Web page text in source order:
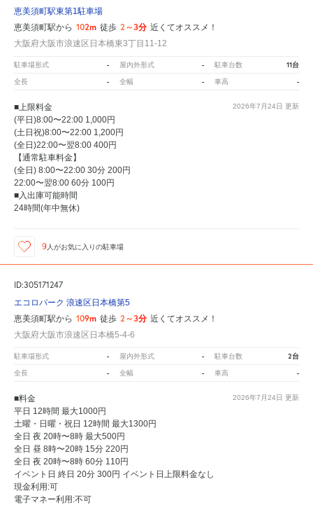
恵美須町駅東第1駐車場
恵美須町駅から 102m 徒歩 2～3分 近くてオススメ！
大阪府大阪市浪速区日本橋東3丁目11-12
駐車場形式 - 屋内外形式 - 駐車台数 11台
全長 - 全幅 - 車高 -
2026年7月24日 更新
■上限料金
(平日)8:00〜22:00 1,000円
(土日祝)8:00〜22:00 1,200円
(全日)22:00〜翌8:00 400円
【通常駐車料金】
(全日) 8:00〜22:00 30分 200円
22:00〜翌8:00 60分 100円
■入出庫可能時間
24時間(年中無休)
9人がお気に入りの駐車場
ID:305171247
エコロパーク 浪速区日本橋第5
恵美須町駅から 109m 徒歩 2～3分 近くてオススメ！
大阪府大阪市浪速区日本橋5-4-6
駐車場形式 - 屋内外形式 - 駐車台数 2台
全長 - 全幅 - 車高 -
2026年7月24日 更新
■料金
平日 12時間 最大1000円
土曜・日曜・祝日 12時間 最大1300円
全日 夜 20時〜8時 最大500円
全日 昼 8時〜20時 15分 220円
全日 夜 20時〜8時 60分 110円
イベント日 終日 20分 300円 イベント日上限料金なし
現金利用:可
電子マネー利用:不可